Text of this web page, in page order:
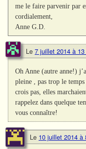
me le faire parvenir par
cordialement,
Anne G.D.
Le 7 juillet 2014 à
Oh Anne (autre anne!)
pleine , pas trop le
crois pas, elles
rappelez dans quelque
vous connaître!
Le 10 juillet 2014 à